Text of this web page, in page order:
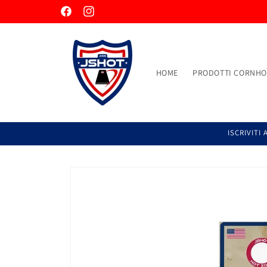
direttamente
ai contenuti
FacebookInstagram
HOME PRODOTTI
ISCRIVITI